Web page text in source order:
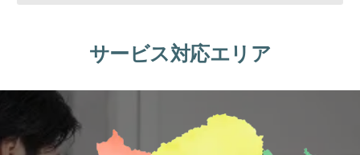
サービス対応エリア